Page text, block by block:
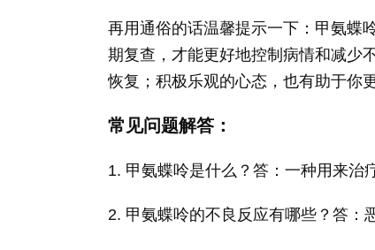
再用通俗的话温馨提示一下：甲氨蝶
期复查，才能更好地控制病情和减少
恢复；积极乐观的心态，也有助于你
常见问题解答：
1. 甲氨蝶呤是什么？答：一种用来治
2. 甲氨蝶呤的不良反应有哪些？答：